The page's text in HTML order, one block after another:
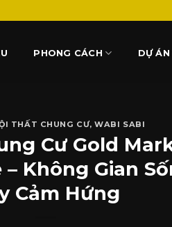
PHONG CÁCH DỰ ÁN
THẤT CHUNG CƯ,WABI SABI
Cư Gold
Không Gian
Cảm Hứng